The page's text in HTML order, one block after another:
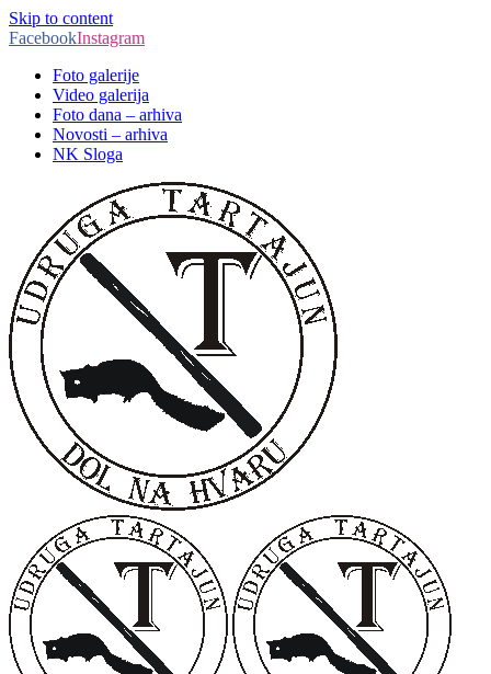
Skip to content
FacebookInstagram
Foto galerije
Video galerija
Foto dana – arhiva
Novosti – arhiva
NK Sloga